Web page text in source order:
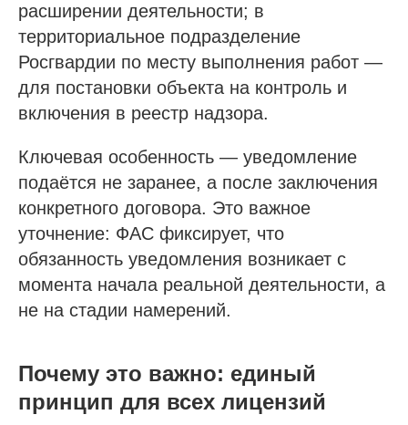
расширении деятельности; в
территориальное подразделение
Росгвардии по месту выполнения работ —
для постановки объекта на контроль и
включения в реестр надзора.
Ключевая особенность — уведомление
подаётся не заранее, а после заключения
конкретного договора. Это важное
уточнение: ФАС фиксирует, что
обязанность уведомления возникает с
момента начала реальной деятельности, а
не на стадии намерений.
Почему это важно: единый
принцип для всех лицензий